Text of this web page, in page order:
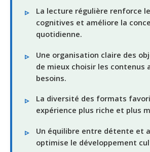
La lecture régulière renforce
cognitives et améliore la
quotidienne.
Une organisation claire des
de mieux choisir les contenus
besoins.
La diversité des formats
expérience plus riche et plus
Un équilibre entre détente et
optimise le développement